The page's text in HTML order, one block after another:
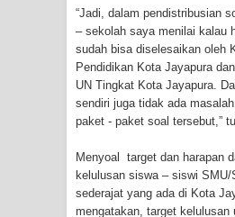
Anniversary in
Presenter TVRI
Idorway Masih
“Jadi, dalam pendistribusian
– sekolah saya menilai kalau
sudah bisa diselesaikan oleh
Pendidikan Kota Jayapura
UN Tingkat Kota Jayapura.
sendiri juga tidak ada
paket - paket soal tersebut,”
Menyoal target dan harapan
kelulusan siswa – siswi SMU/
sederajat yang ada di Kota
mengatakan, target kelulusan